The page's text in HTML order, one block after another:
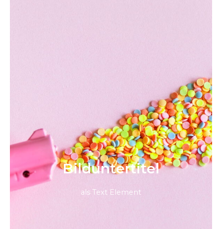
Bild­unter­titel
als Text Element